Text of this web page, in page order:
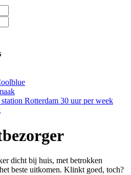
Rotterdam 30 uur per week
dicht bij huis, met betrokken
beste uitkomen. Klinkt goed, toch?